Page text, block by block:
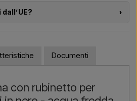
corretta installazione.
rapidamente.
→ Chiamaci →
›
e ricevere un prezzo con
documenti doganali.
essere fatturato e consegnato, e
Documenti
con rubinetto per